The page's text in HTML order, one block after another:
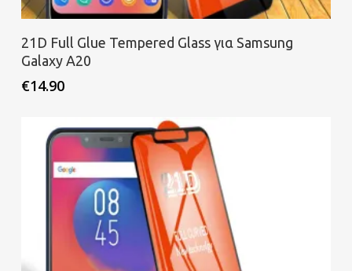
Προσθήκη στο καλάθι
21D Full Glue Tempered Glass για Samsung
Galaxy A20
€14.90